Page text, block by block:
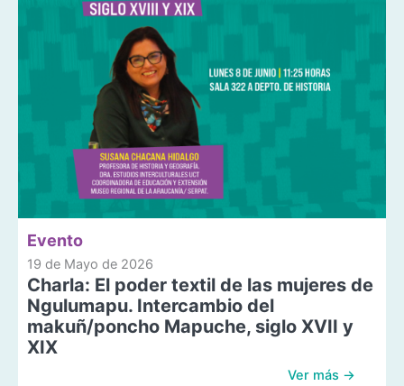
Evento
19 de Mayo de 2026
Charla: El poder textil de las mujeres de
Ngulumapu. Intercambio del
makuñ/poncho Mapuche, siglo XVII y
XIX
Ver más →